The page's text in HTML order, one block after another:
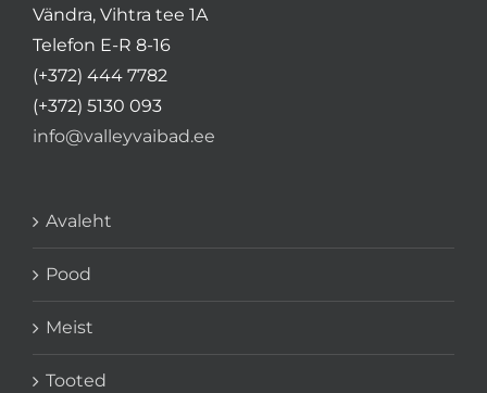
Vändra, Vihtra tee 1A
Telefon E-R 8-16
(+372) 444 7782
(+372) 5130 093
info@valleyvaibad.ee
Avaleht
Pood
Meist
Tooted